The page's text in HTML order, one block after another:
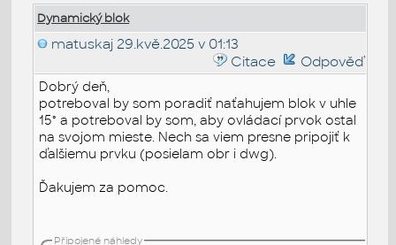
Dynamický blok
matuskaj 29.kvě.2025 v 01:13
Citace
Odpověď
Dobrý deň,
potreboval by som poradiť naťahujem blok v uhle
15° a potreboval by som, aby ovládací prvok ostal
na svojom mieste. Nech sa viem presne pripojiť k
ďalšiemu prvku (posielam obr i dwg).
Ďakujem za pomoc.
Připojené náhledy